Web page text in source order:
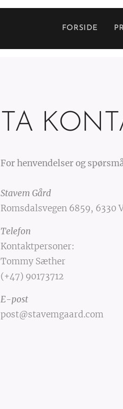
FORSIDE
TA
For henvendelser og
Stavem Gård
Romsdalsvegen 6859, 6330
Telefon
Kontaktpersoner:
Tommy Sæther
(+47) 90173712
E-post
post@stavemgaard.com